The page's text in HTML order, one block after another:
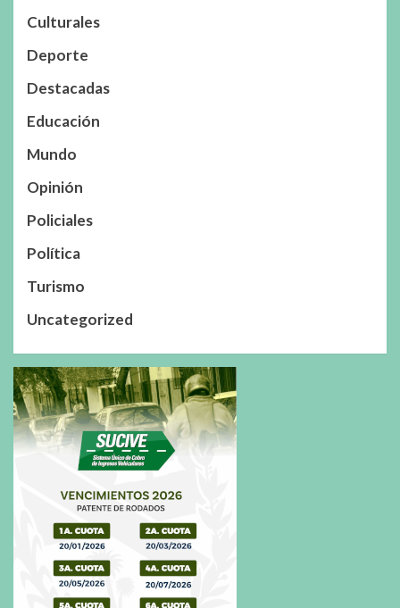
Culturales
Deporte
Destacadas
Educación
Mundo
Opinión
Policiales
Política
Turismo
Uncategorized